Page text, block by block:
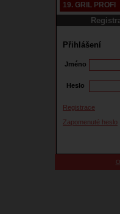
19. GRIL PROFI
Přihlášení
Jméno
Heslo
Registrace
Zapomenuté heslo